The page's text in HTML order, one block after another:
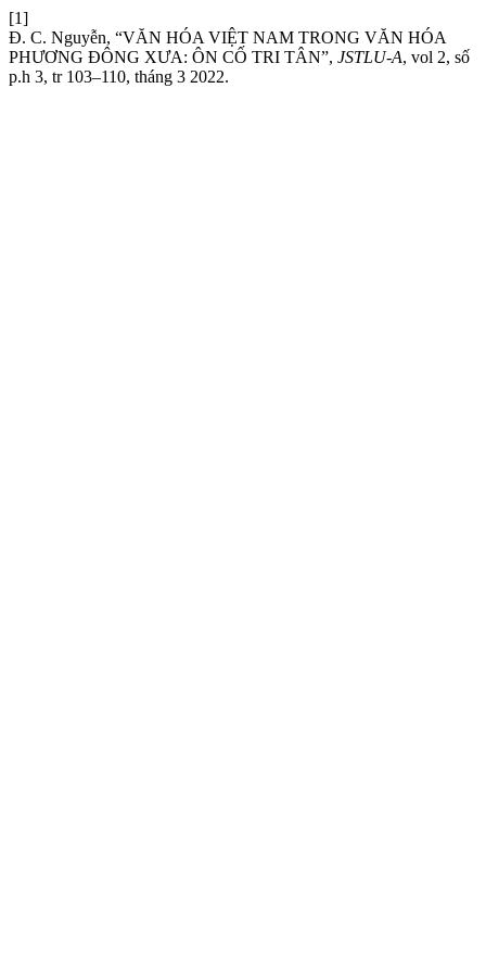
[1]
Đ. C. Nguyễn, “VĂN HÓA VIỆT NAM TRONG VĂN HÓA
PHƯƠNG ĐÔNG XƯA: ÔN CỐ TRI TÂN”, JSTLU-A, vol 2, số
p.h 3, tr 103–110, tháng 3 2022.